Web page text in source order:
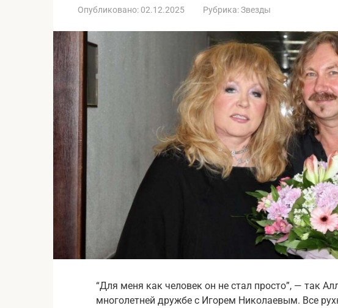
Опубликовано: 02.12.2025 Рубрика:Звезды
“Для меня как человек он не стал просто”, — так
многолетней дружбе с Игорем Николаевым. Все